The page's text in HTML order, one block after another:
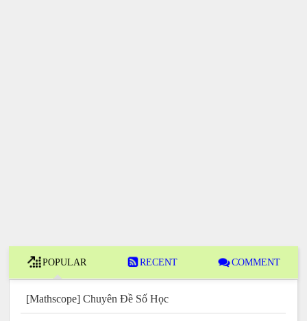
POPULAR RECENT COMMENT
[Mathscope] Chuyên Đề Số Học